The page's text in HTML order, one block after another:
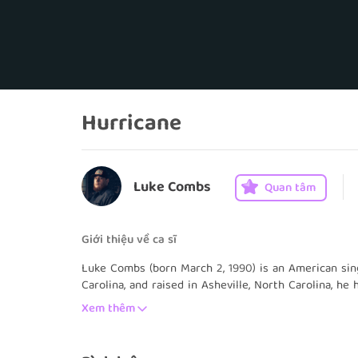
Hurricane
Luke Combs Quan tâm
Giới thiệu về ca sĩ
Luke Combs (born March 2, 1990) is an American
Carolina, and raised in Asheville, North Carolina,
childhood. While attending A.C. Reynolds High
Parthenon Cafe. He later moved to Nashville to
Xem thêm